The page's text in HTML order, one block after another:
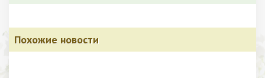
Похожие новости